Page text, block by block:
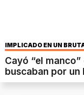
IMPLICADO EN UN
Cayó “el
buscaban por un